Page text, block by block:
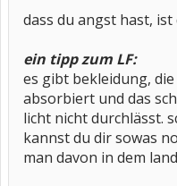
dass du angst hast,
ein tipp zum LF:
es gibt bekleidung,
absorbiert und das
licht nicht durchlässt.
kannst du dir sowas
man davon in dem